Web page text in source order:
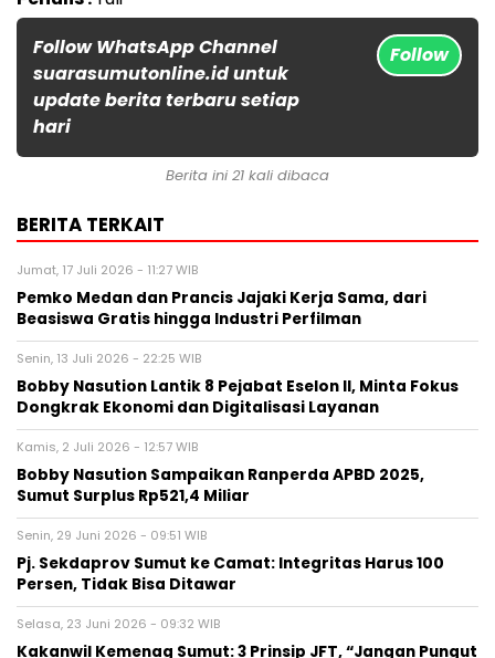
Follow WhatsApp Channel
suarasumutonline.id untuk
update berita terbaru setiap
hari
Follow
Berita ini 21 kali dibaca
BERITA TERKAIT
Jumat, 17 Juli 2026 - 11:27 WIB
Pemko Medan dan Prancis Jajaki Kerja Sama, dari
Beasiswa Gratis hingga Industri Perfilman
Senin, 13 Juli 2026 - 22:25 WIB
Bobby Nasution Lantik 8 Pejabat Eselon II, Minta Fokus
Dongkrak Ekonomi dan Digitalisasi Layanan
Kamis, 2 Juli 2026 - 12:57 WIB
Bobby Nasution Sampaikan Ranperda APBD 2025,
Sumut Surplus Rp521,4 Miliar
Senin, 29 Juni 2026 - 09:51 WIB
Pj. Sekdaprov Sumut ke Camat: Integritas Harus 100
Persen, Tidak Bisa Ditawar
Selasa, 23 Juni 2026 - 09:32 WIB
Kakanwil Kemenag Sumut: 3 Prinsip JFT, “Jangan Pungut